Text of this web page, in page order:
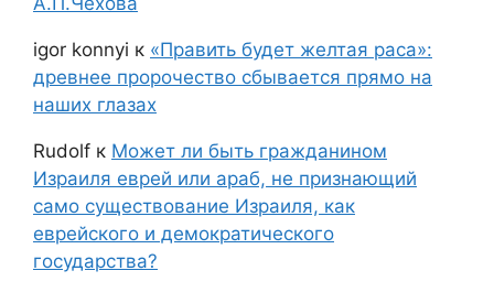
igor konnyi к «Править будет желтая раса»:
древнее пророчество сбывается прямо на
наших глазах
Rudolf к Может ли быть гражданином
Израиля еврей или араб, не признающий
само существование Израиля, как
еврейского и демократического
государства?